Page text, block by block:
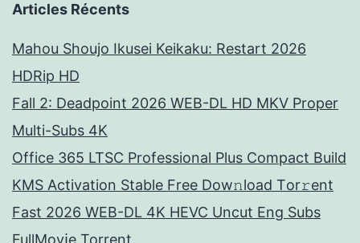
Articles Récents
Mahou Shoujo Ikusei Keikaku: Restart 2026
HDRip HD
Fall 2: Deadpoint 2026 WEB-DL HD MKV Proper
Multi-Subs 4K
Office 365 LTSC Professional Plus Compact Build
KMS Activation Stable Frее Dow𝚗load Tоr𝚛ent
Fast 2026 WEB-DL 4K HEVC Uncut Eng Subs